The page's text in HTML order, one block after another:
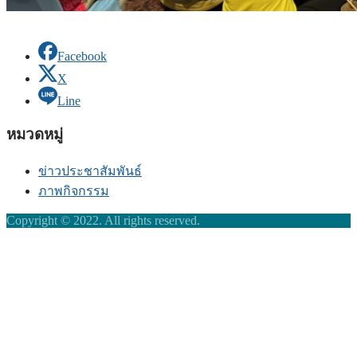
Facebook
X
Line
หมวดหมู่
ข่าวประชาสัมพันธ์
ภาพกิจกรรม
Copyright © 2022. All rights reserved.